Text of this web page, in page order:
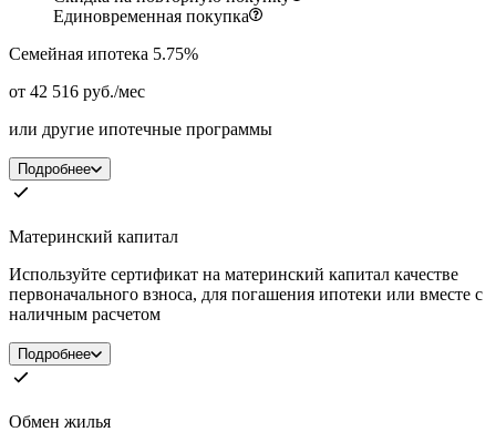
Единовременная покупка
Семейная ипотека 5.75%
от 42 516 руб./мес
или другие ипотечные программы
Подробнее
Материнский капитал
Используйте сертификат на материнский капитал качестве
первоначального взноса, для погашения ипотеки или вместе с
наличным расчетом
Подробнее
Обмен жилья